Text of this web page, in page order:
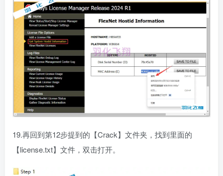
19.再回到第12步提到的【Crack】文件夹，找到里面的
【license.txt】文件，双击打开。